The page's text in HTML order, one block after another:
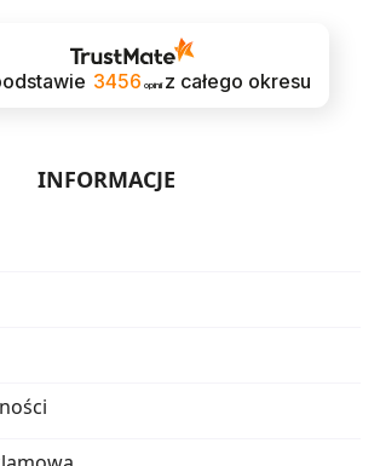
3456 opinii z całego okresu
INFORMACJE